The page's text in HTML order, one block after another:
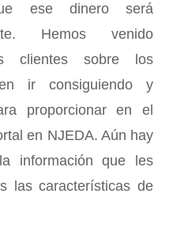
ese dinero será
Hemos venido
clientes sobre los
ir consiguiendo y
proporcionar en el
en NJEDA. Aún hay
información que les
las características de